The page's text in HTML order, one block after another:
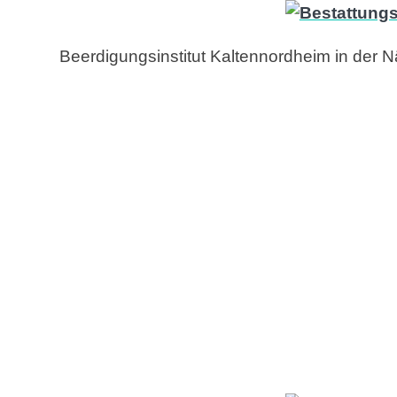
Beerdigungsinstitut Kaltennordheim in der